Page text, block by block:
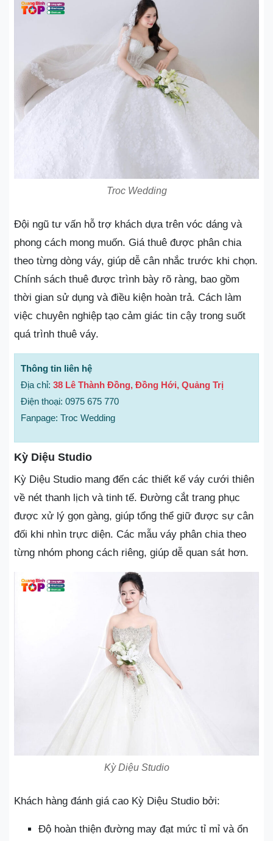
Troc Wedding
Đội ngũ tư vấn hỗ trợ khách dựa trên vóc dáng và
phong cách mong muốn. Giá thuê được phân chia
theo từng dòng váy, giúp dễ cân nhắc trước khi chọn.
Chính sách thuê được trình bày rõ ràng, bao gồm
thời gian sử dụng và điều kiện hoàn trả. Cách làm
việc chuyên nghiệp tạo cảm giác tin cậy trong suốt
quá trình thuê váy.
Thông tin liên hệ
Địa chỉ: 38 Lê Thành Đồng, Đồng Hới, Quảng Trị
Điện thoại: 0975 675 770
Fanpage: Troc Wedding
Kỳ Diệu Studio
Kỳ Diệu Studio mang đến các thiết kế váy cưới thiên
về nét thanh lịch và tinh tế. Đường cắt trang phục
được xử lý gọn gàng, giúp tổng thể giữ được sự cân
đối khi nhìn trực diện. Các mẫu váy phân chia theo
từng nhóm phong cách riêng, giúp dễ quan sát hơn.
Kỳ Diệu Studio
Khách hàng đánh giá cao Kỳ Diệu Studio bởi:
Độ hoàn thiện đường may đạt mức tỉ mỉ và ổn